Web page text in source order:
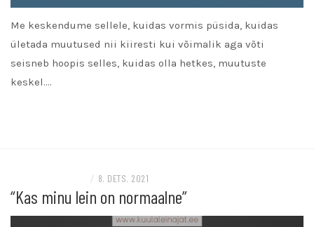
Me keskendume sellele, kuidas vormis püsida, kuidas
ületada muutused nii kiiresti kui võimalik aga võti
seisneb hoopis selles, kuidas olla hetkes, muutuste
keskel.…
/ 8. DETS. 2021
“Kas minu lein on normaalne”